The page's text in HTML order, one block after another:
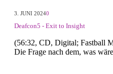
3. JUNI 20240
Deafcon5 - Exit to Insight
(56:32, CD, Digital; Fastball
Die Frage nach dem, was